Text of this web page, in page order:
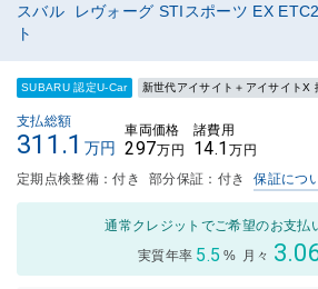
スバル レヴォーグ STIスポーツ EX
ト
SUBARU 認定U-Car 新世代アイサイト＋アイサイトX
支払総額
311.1 万円
車両価格
297万円
諸費用
14.1 万円
定期点検整備：付き 部分保証：付き 保証につ
通常クレジットでご希望のお支払
実質年率 5.5 % 月々